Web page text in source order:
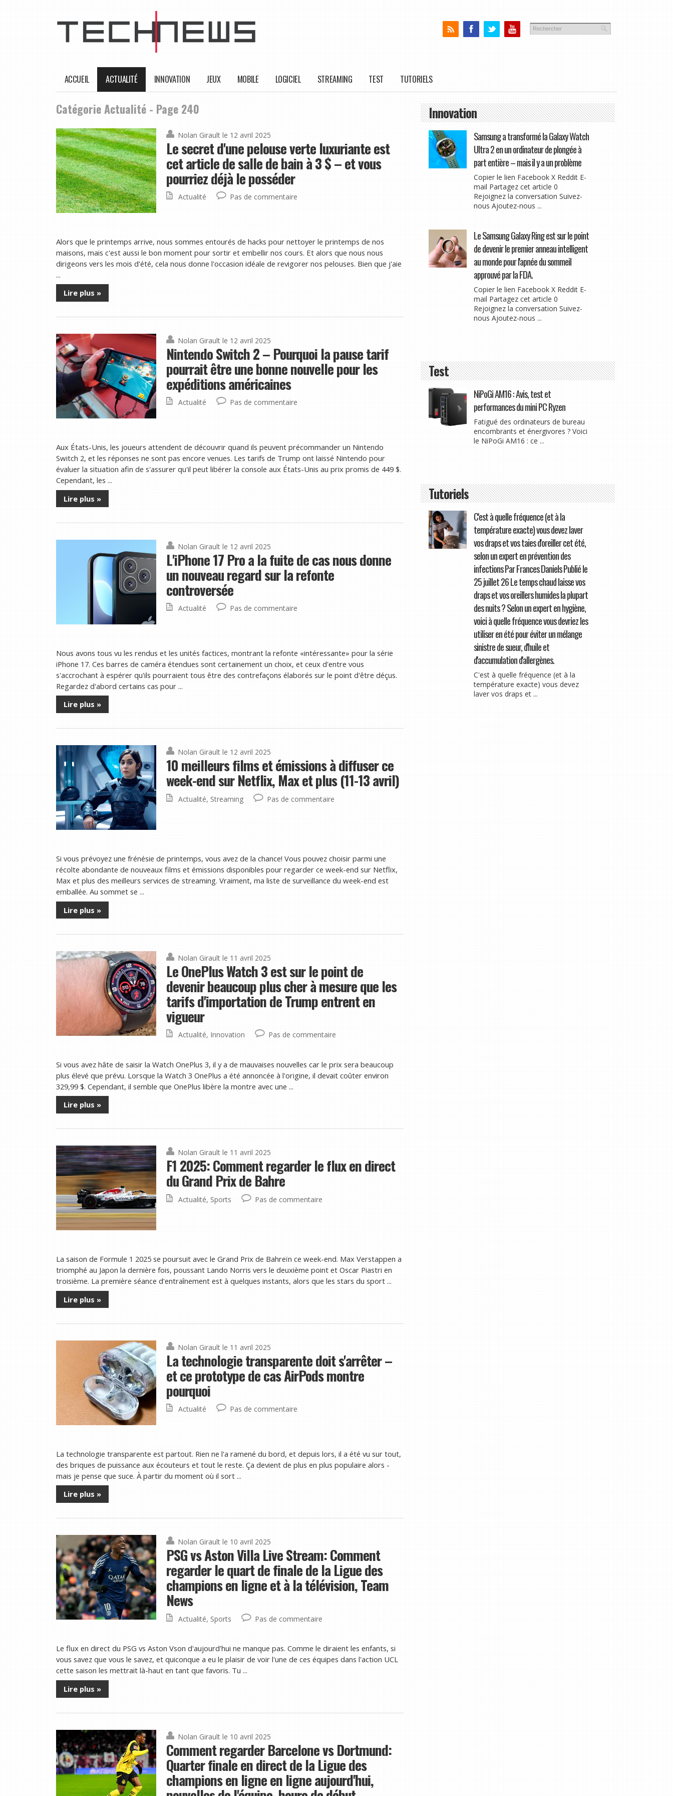
ACCUEIL ACTUALITÉ INNOVATION JEUX MOBILE LOGICIEL STREAMING TEST TUTORIELS
Catégorie Actualité - Page 240
Nolan Girault le 12 avril 2025
Le secret d'une pelouse verte luxuriante est
cet article de salle de bain à 3 $ – et vous
pourriez déjà le posséder
Actualité Pas de commentaire
Alors que le printemps arrive, nous sommes entourés de hacks pour nettoyer le printemps de nos
maisons, mais c'est aussi le bon moment pour sortir et embellir nos cours. Et alors que nous nous
dirigeons vers les mois d'été, cela nous donne l'occasion idéale de revigorer nos pelouses. Bien que j'aie
...
Lire plus »
Nolan Girault le 12 avril 2025
Nintendo Switch 2 – Pourquoi la pause tarif
pourrait être une bonne nouvelle pour les
expéditions américaines
Actualité Pas de commentaire
Aux États-Unis, les joueurs attendent de découvrir quand ils peuvent précommander un Nintendo
Switch 2, et les réponses ne sont pas encore venues. Les tarifs de Trump ont laissé Nintendo pour
évaluer la situation afin de s'assurer qu'il peut libérer la console aux États-Unis au prix promis de 449 $.
Cependant, les ...
Lire plus »
Nolan Girault le 12 avril 2025
L'iPhone 17 Pro a la fuite de cas nous donne
un nouveau regard sur la refonte
controversée
Actualité Pas de commentaire
Nous avons tous vu les rendus et les unités factices, montrant la refonte «intéressante» pour la série
iPhone 17. Ces barres de caméra étendues sont certainement un choix, et ceux d'entre vous
s'accrochant à espérer qu'ils pourraient tous être des contrefaçons élaborés sur le point d'être déçus.
Regardez d'abord certains cas pour ...
Lire plus »
Nolan Girault le 12 avril 2025
10 meilleurs films et émissions à diffuser ce
week-end sur Netflix, Max et plus (11-13 avril)
Actualité, Streaming Pas de commentaire
Si vous prévoyez une frénésie de printemps, vous avez de la chance! Vous pouvez choisir parmi une
récolte abondante de nouveaux films et émissions disponibles pour regarder ce week-end sur Netflix,
Max et plus des meilleurs services de streaming. Vraiment, ma liste de surveillance du week-end est
emballée. Au sommet se ...
Lire plus »
Nolan Girault le 11 avril 2025
Le OnePlus Watch 3 est sur le point de
devenir beaucoup plus cher à mesure que les
tarifs d'importation de Trump entrent en
vigueur
Actualité, Innovation Pas de commentaire
Si vous avez hâte de saisir la Watch OnePlus 3, il y a de mauvaises nouvelles car le prix sera beaucoup
plus élevé que prévu. Lorsque la Watch 3 OnePlus a été annoncée à l'origine, il devait coûter environ
329,99 $. Cependant, il semble que OnePlus libère la montre avec une ...
Lire plus »
Nolan Girault le 11 avril 2025
F1 2025: Comment regarder le flux en direct
du Grand Prix de Bahre
Actualité, Sports Pas de commentaire
La saison de Formule 1 2025 se poursuit avec le Grand Prix de Bahreïn ce week-end. Max Verstappen a
triomphé au Japon la dernière fois, poussant Lando Norris vers le deuxième point et Oscar Piastri en
troisième. La première séance d'entraînement est à quelques instants, alors que les stars du sport ...
Lire plus »
Nolan Girault le 11 avril 2025
La technologie transparente doit s'arrêter –
et ce prototype de cas AirPods montre
pourquoi
Actualité Pas de commentaire
La technologie transparente est partout. Rien ne l'a ramené du bord, et depuis lors, il a été vu sur tout,
des briques de puissance aux écouteurs et tout le reste. Ça devient de plus en plus populaire alors -
mais je pense que suce. À partir du moment où il sort ...
Lire plus »
Nolan Girault le 10 avril 2025
PSG vs Aston Villa Live Stream: Comment
regarder le quart de finale de la Ligue des
champions en ligne et à la télévision, Team
News
Actualité, Sports Pas de commentaire
Le flux en direct du PSG vs Aston Vson d'aujourd'hui ne manque pas. Comme le diraient les enfants, si
vous savez que vous le savez, et quiconque a eu le plaisir de voir l'une de ces équipes dans l'action UCL
cette saison les mettrait là-haut en tant que favoris. Tu ...
Lire plus »
Nolan Girault le 10 avril 2025
Comment regarder Barcelone vs Dortmund:
Quarter finale en direct de la Ligue des
champions en ligne en ligne aujourd'hui,
Innovation
Samsung a transformé la Galaxy Watch
Ultra 2 en un ordinateur de plongée à
part entière – mais il y a un problème
Copier le lien Facebook X Reddit E-
mail Partagez cet article 0
Rejoignez la conversation Suivez-
nous Ajoutez-nous ...
Le Samsung Galaxy Ring est sur le point
de devenir le premier anneau intelligent
au monde pour l'apnée du sommeil
approuvé par la FDA.
Copier le lien Facebook X Reddit E-
mail Partagez cet article 0
Rejoignez la conversation Suivez-
nous Ajoutez-nous ...
Test
NiPoGi AM16 : Avis, test et
performances du mini PC Ryzen
Fatigué des ordinateurs de bureau
encombrants et énergivores ? Voici
le NiPoGi AM16 : ce ...
Tutoriels
C'est à quelle fréquence (et à la
température exacte) vous devez laver
vos draps et vos taies d'oreiller cet été,
selon un expert en prévention des
infections Par Frances Daniels Publié le
25 juillet 26 Le temps chaud laisse vos
draps et vos oreillers humides la plupart
des nuits ? Selon un expert en hygiène,
voici à quelle fréquence vous devriez les
utiliser en été pour éviter un mélange
sinistre de sueur, d'huile et
d'accumulation d'allergènes.
C'est à quelle fréquence (et à la
température exacte) vous devez
laver vos draps et ...